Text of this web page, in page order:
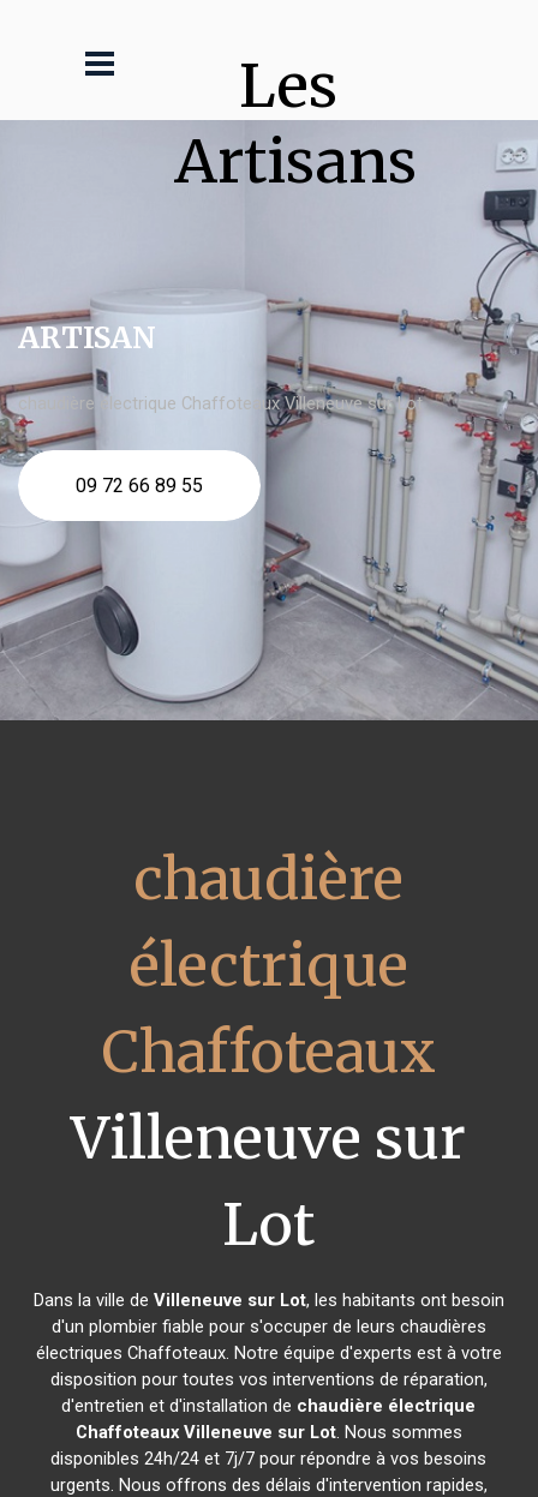
Les
Artisans
ARTISAN
chaudière électrique Chaffoteaux Villeneuve sur Lot
09 72 66 89 55
chaudière
électrique
Chaffoteaux
Villeneuve sur
Lot
Dans la ville de Villeneuve sur Lot, les habitants ont besoin
d'un plombier fiable pour s'occuper de leurs chaudières
électriques Chaffoteaux. Notre équipe d'experts est à votre
disposition pour toutes vos interventions de réparation,
d'entretien et d'installation de chaudière électrique
Chaffoteaux Villeneuve sur Lot. Nous sommes
disponibles 24h/24 et 7j/7 pour répondre à vos besoins
urgents. Nous offrons des délais d'intervention rapides,